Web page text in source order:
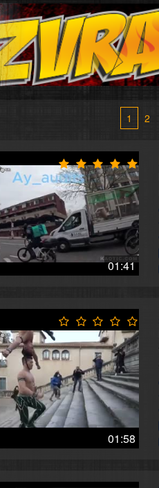
1 2
01:41
01:58